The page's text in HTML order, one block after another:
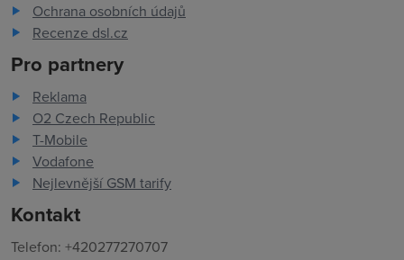
Ochrana osobních údajů
Recenze dsl.cz
Pro partnery
Reklama
O2 Czech Republic
T-Mobile
Vodafone
Nejlevnější GSM tarify
Kontakt
Telefon: +420277270707